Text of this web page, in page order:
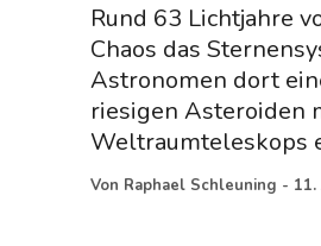
Rund 63 Lichtjahre
Chaos das
Astronomen dort
riesigen Asteroiden
Weltraumteleskops
Von Raphael Schleuning - 11.